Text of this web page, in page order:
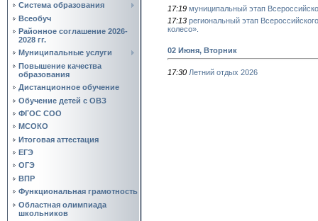
Система образования
Всеобуч
Районное соглашение 2026-
2028 гг.
Муниципальные услуги
Повышение качества
образования
Дистанционное обучение
Обучение детей с ОВЗ
ФГОС СОО
МСОКО
Итоговая аттестация
ЕГЭ
ОГЭ
ВПР
Функциональная грамотность
Областная олимпиада
школьников
17:19 муниципальный этап
17:13 региональный этап
колесо».
02 Июня, Вторник
17:30 Летний отдых 2026